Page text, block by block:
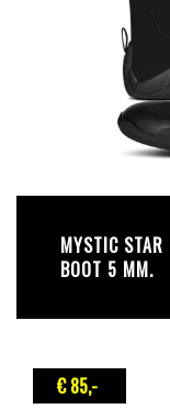
MYSTIC STAR
BOOT 5 MM.
€ 85,-